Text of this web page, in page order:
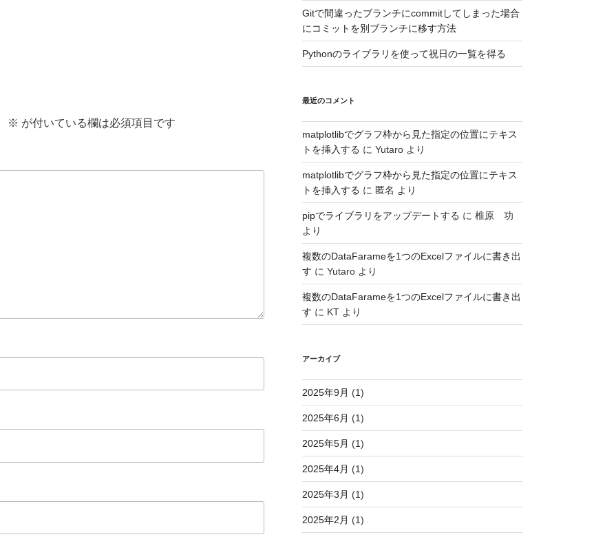
※ が付いている欄は必須項目です
Gitで間違ったブランチにcommitしてしまった場合
にコミットを別ブランチに移す方法
Pythonのライブラリを使って祝日の一覧を得る
最近のコメント
matplotlibでグラフ枠から見た指定の位置にテキス
トを挿入する に Yutaroより
matplotlibでグラフ枠から見た指定の位置にテキス
トを挿入する に 匿名 より
pipでライブラリをアップデートする に 椎原 功
より
複数のDataFarameを1つのExcelファイルに書き出
す に Yutaroより
複数のDataFarameを1つのExcelファイルに書き出
す に KTより
アーカイブ
2025年9月 (1)
2025年6月 (1)
2025年5月 (1)
2025年4月 (1)
2025年3月 (1)
2025年2月 (1)